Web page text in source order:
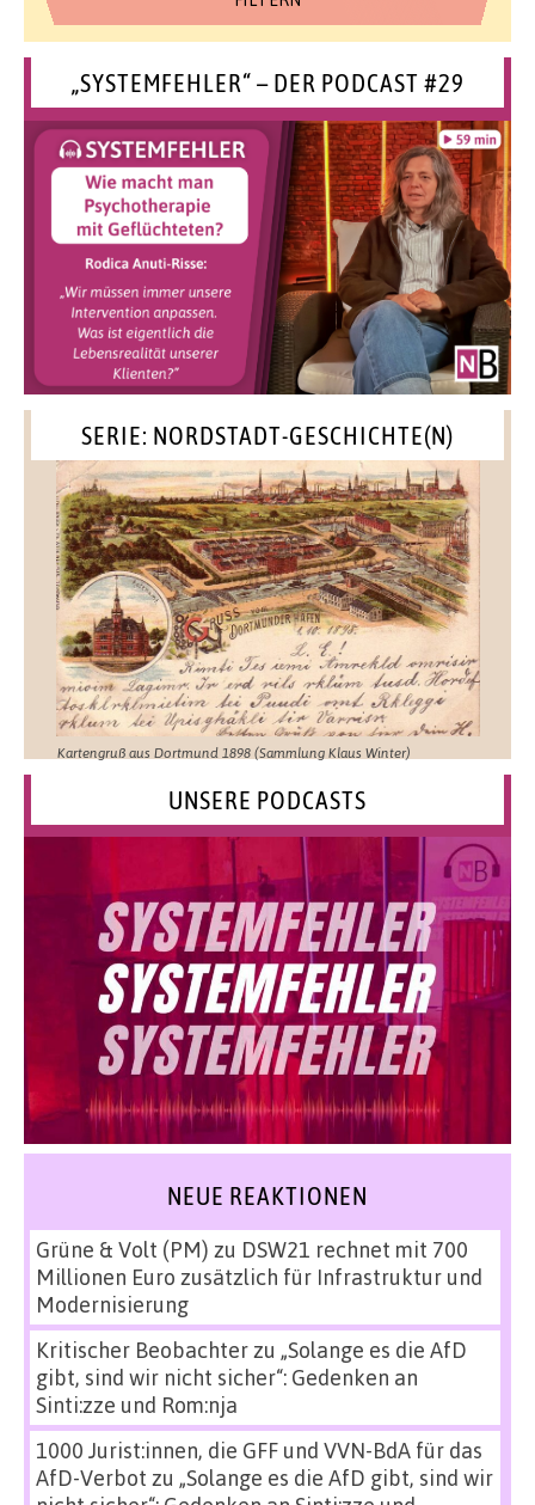
„SYSTEMFEHLER“ – DER PODCAST #29
SERIE: NORDSTADT-GESCHICHTE(N)
Kartengruß aus Dortmund 1898 (Sammlung Klaus Winter)
UNSERE PODCASTS
NEUE REAKTIONEN
Grüne & Volt (PM) zu DSW21 rechnet mit 700
Millionen Euro zusätzlich für Infrastruktur und
Modernisierung
Kritischer Beobachterzu „Solange es die AfD
gibt, sind wir nicht sicher“: Gedenken an
Sinti:zze und Rom:nja
1000 Jurist:innen, die GFF und VVN-BdA für das
AfD-Verbot zu „Solange es die AfD gibt, sind wir